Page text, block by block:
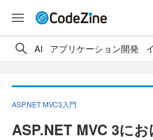
AI アプリケーション開発
ASP.NET MVC3入門
ASP.NET MVC 3に